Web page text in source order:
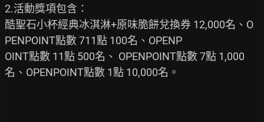
2.活動獎項包含：
酷聖石小杯經典冰淇淋+原味脆餅兌換券 12,000名、O
PENPOINT點數 711點 100名、OPENP
OINT點數 11點 500名、 OPENPOINT點數 7點 1,000
名、OPENPOINT點數 1點 10,000名。